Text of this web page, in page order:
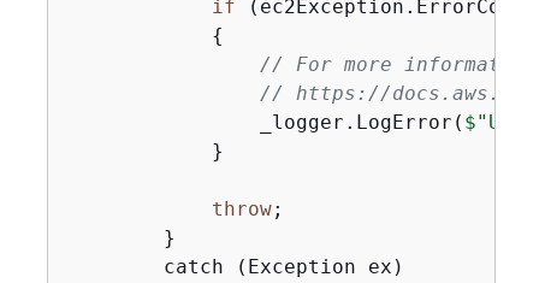
if
{
// For more
// https://
                _logger.LogError(
            }
throw;
        }
        catch (Exception ex)